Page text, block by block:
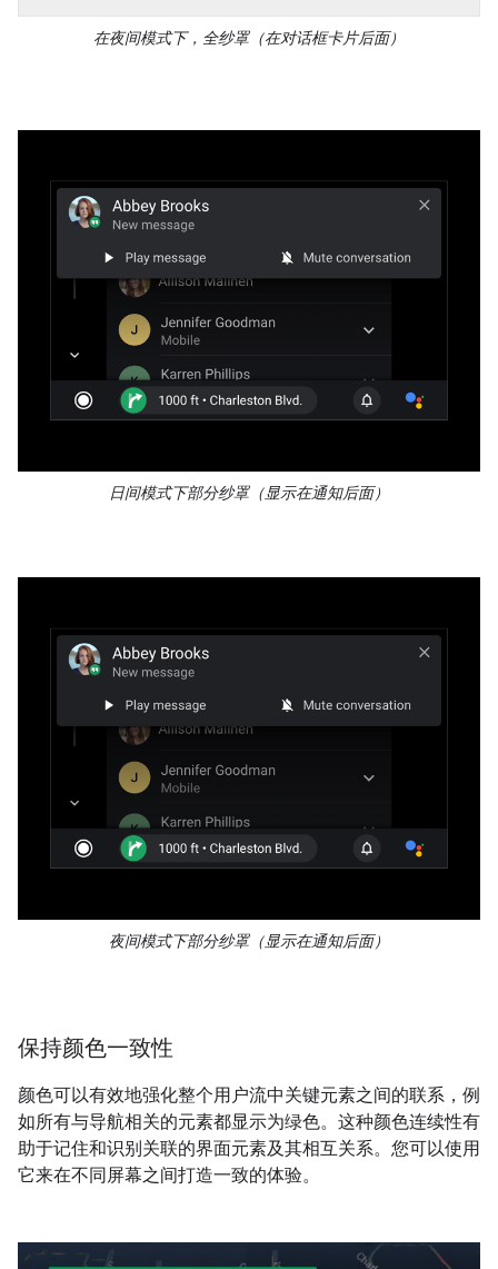
在夜间模式下，全纱罩（在对话框卡片后面）
日间模式下部分纱罩（显示在通知后面）
夜间模式下部分纱罩（显示在通知后面）
保持颜色一致性
颜色可以有效地强化整个用户流中关键元素之间的联系，例
如所有与导航相关的元素都显示为绿色。这种颜色连续性有
助于记住和识别关联的界面元素及其相互关系。您可以使用
它来在不同屏幕之间打造一致的体验。